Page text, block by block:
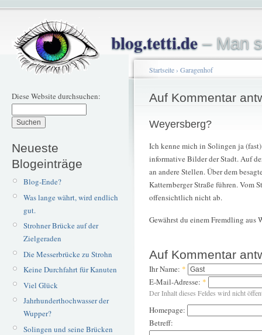
blog.tetti.de– Man
Diese Website durchsuchen:
Neueste
Blogeinträge
Blog-Ende?
Was lange währt, wird endlich
gut.
Strohner Brücke auf der
Zielgeraden
Die Messerbrücke zu Strohn
Keine Durchfahrt für Kanuten
Viel Glück
Jahrhunderthochwasser der
Wupper?
Solingen und seine Brücken
Startseite› Garagenhof
Auf Kommentar
Weyersberg?
Ich kenne mich in Solingen ja
informative Bilder der Stadt. Auf
an andere Stellen. Über dem
Katternberger Straße führen. Vom
offensichtlich nicht ab.
Gewährst du einem Fremdling aus
Auf Kommentar
Ihr Name: *
E-Mail-Adresse: *
Der Inhalt dieses Feldes wird nicht
Homepage:
Betreff: